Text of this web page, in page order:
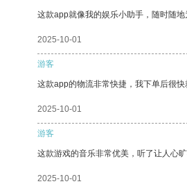
这款app就像我的娱乐小助手，随时随地
2025-10-01
游客
这款app的物流非常快捷，我下单后很快
2025-10-01
游客
这款游戏的音乐非常优美，听了让人心旷
2025-10-01